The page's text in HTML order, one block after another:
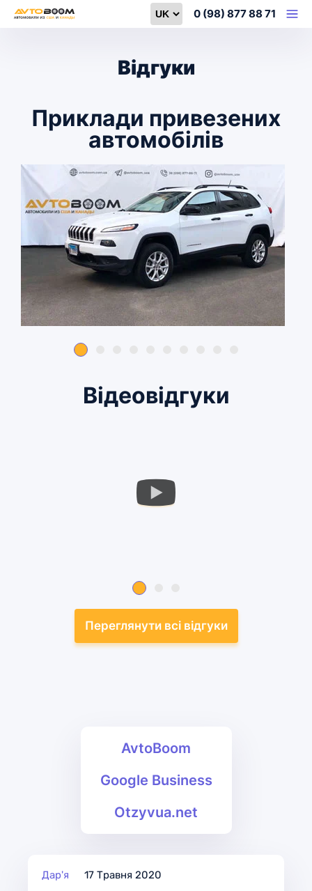
Select language
0 (98) 877 88 71
Відгуки
Приклади привезених
автомобілів
Відеовідгуки
Переглянути всі відгуки
AvtoBoom
Google Business
Otzyvua.net
Дар'я
17 Травня 2020